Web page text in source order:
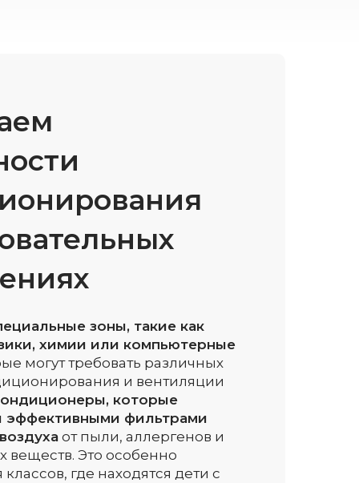
звонок
зоны, такие как
химии или компьютерные
могут требовать различных
и вентиляции
которые
эффективными фильтрами
от пыли, аллергенов и
веществ. Это особенно
классов, где находятся дети с